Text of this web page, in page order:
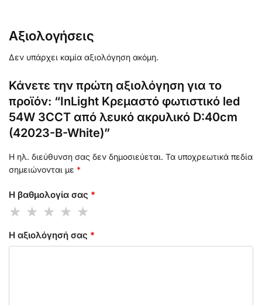
Αξιολογήσεις
Δεν υπάρχει καμία αξιολόγηση ακόμη.
Κάνετε την πρώτη αξιολόγηση για το
προϊόν: “InLight Κρεμαστό φωτιστικό led
54W 3CCT από λευκό ακρυλικό D:40cm
(42023-B-White)”
Η ηλ. διεύθυνση σας δεν δημοσιεύεται. Τα υποχρεωτικά πεδία
σημειώνονται με *
Η βαθμολογία σας *
Η αξιολόγησή σας *